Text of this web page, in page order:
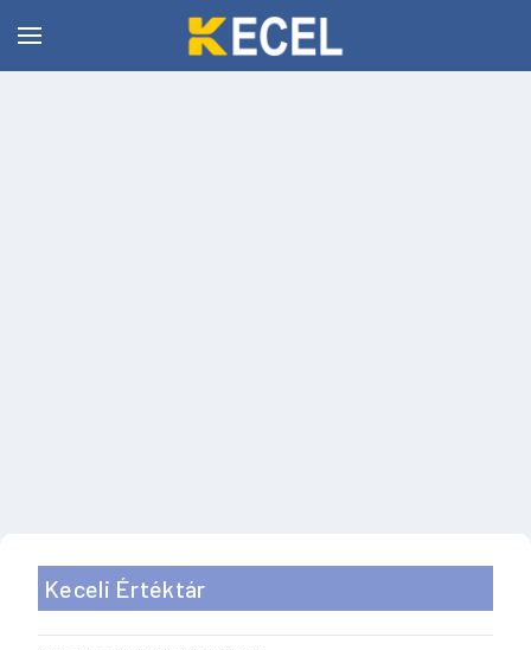
Keceli Értéktár